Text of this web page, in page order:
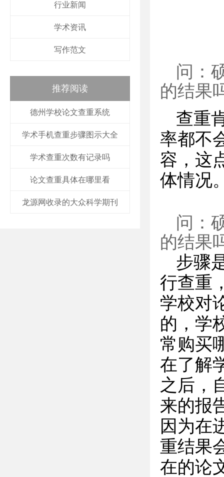
行业新闻
学术资讯
写作范文
推荐阅读
德州学校论文查重系统
学术手机查重步骤图示大全
学术查重次数有记录吗
论文查重具体在哪里看
龙源网收录的大众科学期刊
问：
的结果
查重
率都不
容，这
体情况
问：
的结果
步骤
行查重
学校对
的，学
常购买
在了解
之后，
来的报
因为在
重结果
在的论